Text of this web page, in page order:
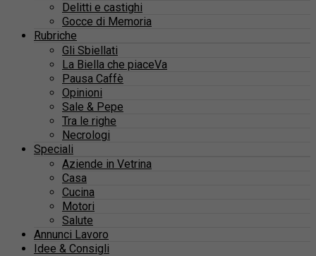
Delitti e castighi
Gocce di Memoria
Rubriche
Gli Sbiellati
La Biella che piaceVa
Pausa Caffè
Opinioni
Sale & Pepe
Tra le righe
Necrologi
Speciali
Aziende in Vetrina
Casa
Cucina
Motori
Salute
Annunci Lavoro
Idee & Consigli